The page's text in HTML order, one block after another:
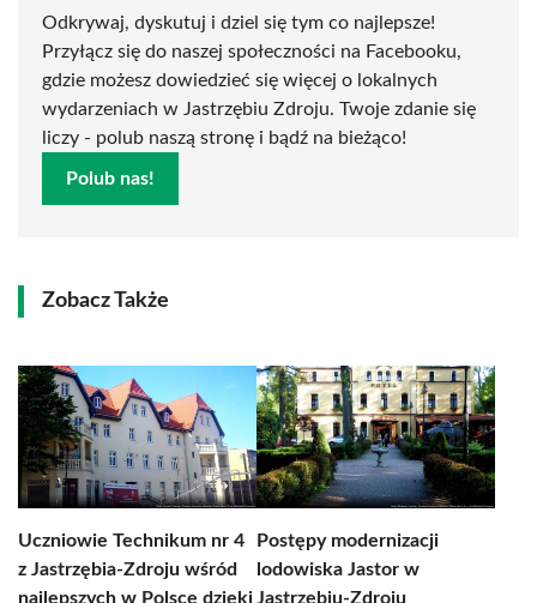
Odkrywaj, dyskutuj i dziel się tym co najlepsze!
Przyłącz się do naszej społeczności na Facebooku,
gdzie możesz dowiedzieć się więcej o lokalnych
wydarzeniach w Jastrzębiu Zdroju. Twoje zdanie się
liczy - polub naszą stronę i bądź na bieżąco!
Polub nas!
Zobacz Także
Uczniowie Technikum nr 4
z Jastrzębia-Zdroju wśród
najlepszych w Polsce dzięki
Postępy modernizacji
lodowiska Jastor w
Jastrzębiu-Zdroju